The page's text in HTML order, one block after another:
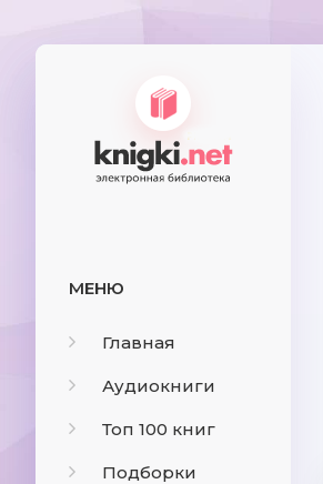
МЕНЮ
Главная
Аудиокниги
Топ 100 книг
Подборки